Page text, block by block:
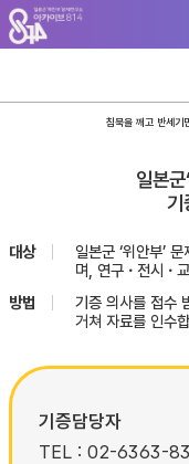
주
메
뉴
가
본
문
바
기
하
단
바
기
침묵을 깨고 반세기
일본
기
대상
일본군 ‘위안부’
며, 연구・전시・
방법
기증 의사를 접수
거쳐 자료를 인수
기증담당자
TEL : 02-6363-